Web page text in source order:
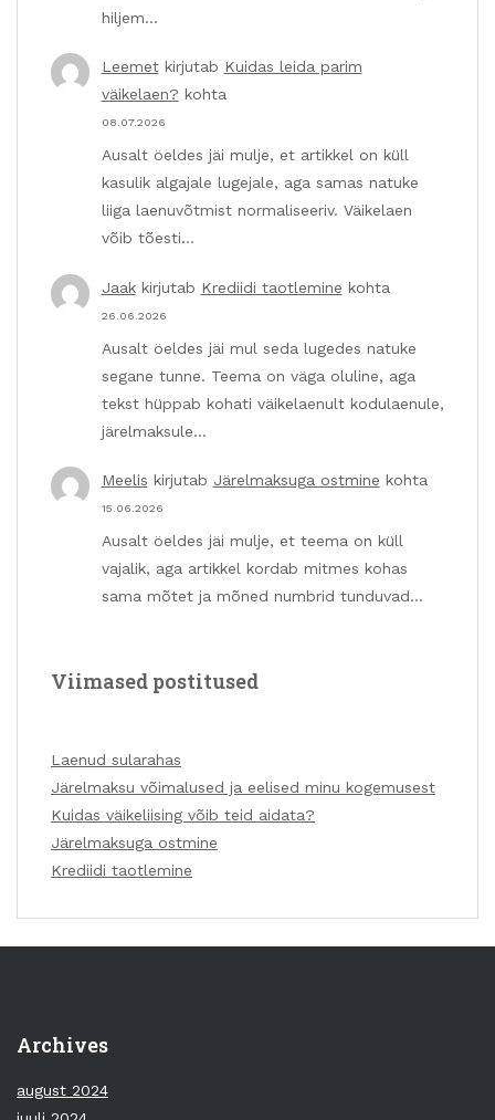
hiljem…
Leemetkirjutab Kuidas leida parim
väikelaen? kohta
08.07.2026
Ausalt öeldes jäi mulje, et artikkel on küll
kasulik algajale lugejale, aga samas natuke
liiga laenuvõtmist normaliseeriv. Väikelaen
võib tõesti…
Jaakkirjutab Krediidi taotlemine kohta
26.06.2026
Ausalt öeldes jäi mul seda lugedes natuke
segane tunne. Teema on väga oluline, aga
tekst hüppab kohati väikelaenult kodulaenule,
järelmaksule…
Meelis kirjutab Järelmaksuga ostmine kohta
15.06.2026
Ausalt öeldes jäi mulje, et teema on küll
vajalik, aga artikkel kordab mitmes kohas
sama mõtet ja mõned numbrid tunduvad…
Viimased postitused
Laenud sularahas
Järelmaksu võimalused ja eelised minu kogemusest
Kuidas väikeliising võib teid aidata?
Järelmaksuga ostmine
Krediidi taotlemine
Archives
august 2024